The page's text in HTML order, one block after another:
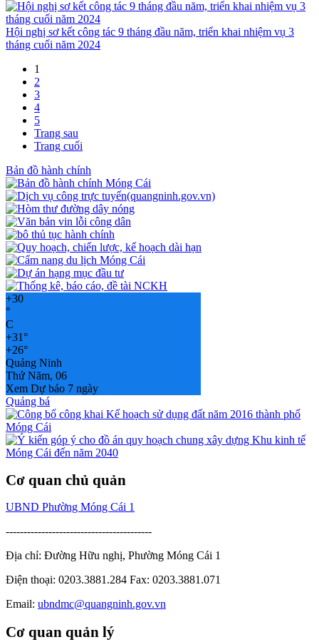
Hội nghị sơ kết công tác 9 tháng đầu năm, triển khai nhiệm vụ 3
tháng cuối năm 2024
1
2
3
4
5
Trang sau
Trang cuối
Bản đồ hành chính
+30
°
C
+31°
+26°
Quảng Ninh
Thứ Năm, 06
Xem Dự báo 7 ngày
Quảng bá
Cơ quan chủ quản
UBND Phường Móng Cái 1
-----------------------------------------
Địa chỉ: Đường Hữu nghị, Phường Móng Cái 1
Điện thoại: 0203.3881.284 Fax: 0203.3881.071
Email: ubndmc@quangninh.gov.vn
Cơ quan quản lý